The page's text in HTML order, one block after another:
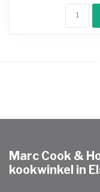
Marc Cook &
kookwinkel in